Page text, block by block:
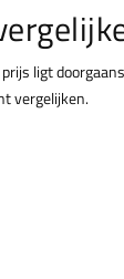
ligt
vergelijken.